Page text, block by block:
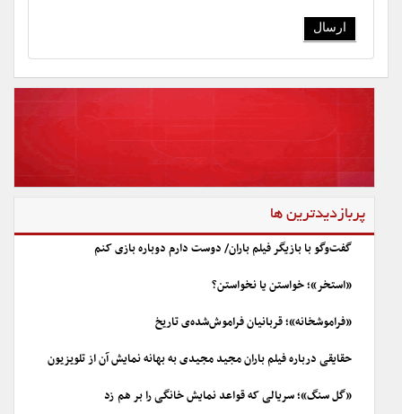
پربازدیدترین ها
گفت‌وگو با بازیگر فیلم باران/ دوست دارم دوباره بازی کنم
«استخر»؛ خواستن یا نخواستن؟
«فراموشخانه»؛ قربانیان فراموش‌شده‌ی تاریخ
حقایقی درباره فیلم باران مجید مجیدی به بهانه نمایش آن از تلویزیون
«گل سنگ»؛ سریالی که قواعد نمایش خانگی را بر هم زد